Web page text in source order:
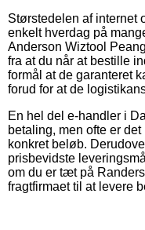
Størstedelen af internet
enkelt hverdag på
Anderson Wiztool
fra at du når at bestille
formål at de garanteret
forud for at de
En hel del e-handler i
betaling, men ofte er
konkret beløb.
prisbevidste
om du er tæt på
fragtfirmaet til at levere